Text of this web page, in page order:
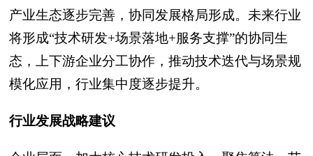
产业生态逐步完善，协同发展格局形成。未来行业
将形成“技术研发+场景落地+服务支撑”的协同生
态，上下游企业分工协作，推动技术迭代与场景规
模化应用，行业集中度逐步提升。
行业发展战略建议